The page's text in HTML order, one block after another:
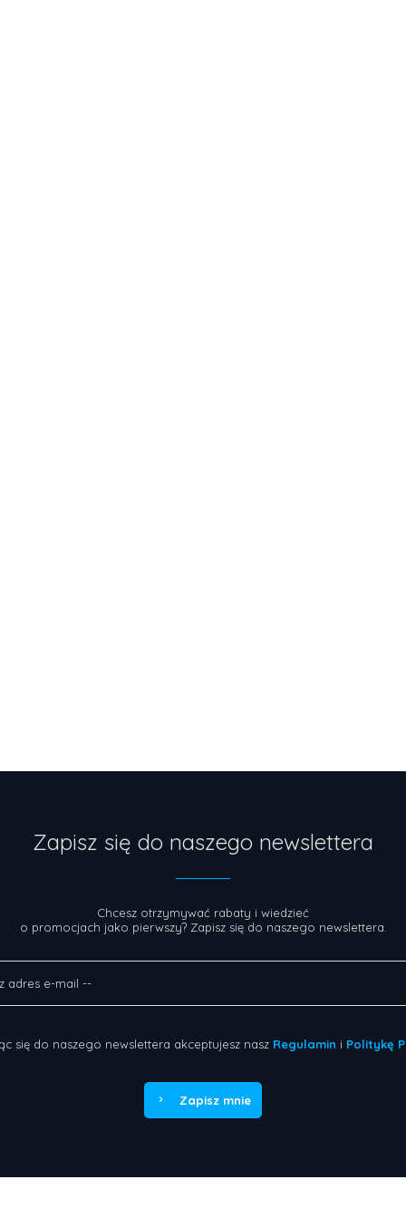
Zapisz się do naszego newslettera
Chcesz otrzymywać rabaty i wiedzieć
o promocjach jako pierwszy? Zapisz się do naszego newslettera.
się do naszego newslettera akceptujesz nasz Regulamin i Politykę
Zapisz mnie